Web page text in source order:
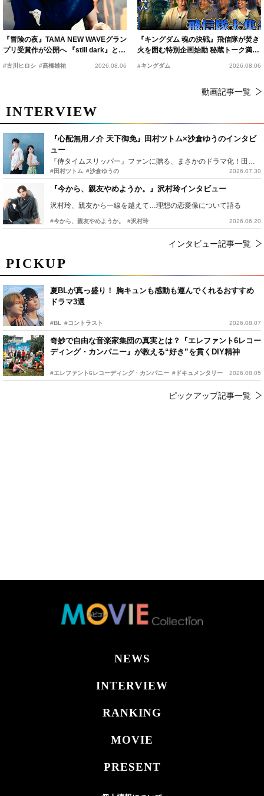
PICKUP
夏BLが真っ盛り！ 胸キュンも感動も運んでくれるおすすめ
ドラマ3選
#BL #コントラスト 2026.08.07
奇妙で自由な音楽家集団の真実とは？『エレファント6レコー
ディング・カンパニー』が教える“好き”を貫くDIY精神
#エレファント6レコーディング・カンパニー #ドキュメンタリー 2026.08.05
ピックアップ記事一覧
『冒険の夜』TAMA NEW WAVEグラン
プリ受賞作が公開へ 『still dark』と同
時上映決定
#古川ヒロシ #髙橋雄祐 2026.08.06
『キングダム 魂の決戦』飛信隊が焚き
火を囲む特別企画始動 秘蔵トーク満載
の“キングダムキャンプ”開催
#キングダム 2026.08.06
動画記事一覧
INTERVIEW
『心配無用ノ介 天下御免』田村ツトム×沙倉ゆうのインタビ
ュー
#田村ツトム #沙倉ゆうの 2026.07.30
『今から、親友やめようか。』沢村玲インタビュー
沢村玲、親友から一線を越えて…理想の恋愛像について語る
#今から、親友やめようか。 #沢村玲 2026.06.20
インタビュー記事一覧
NEWS
INTERVIEW
RANKING
MOVIE
PRESENT